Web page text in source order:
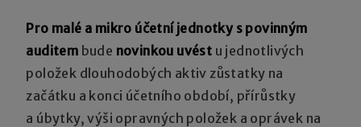
Pro malé a mikro účetní jednotky s povinným
auditem bude novinkou uvést u jednotlivých
položek dlouhodobých aktiv zůstatky na
začátku a konci účetního období, přírůstky
a úbytky, výši opravných položek a oprávek na